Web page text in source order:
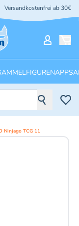
Versandkostenfrei ab 30€
APPS
Ninjago TCG 11